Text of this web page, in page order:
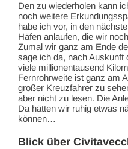
Den zu wiederholen kann
noch weitere
habe ich vor, in den
Häfen anlaufen, die wir
Zumal wir ganz am Ende
sage ich da, nach Auskunft
viele millionentausend
Fernrohrweite ist ganz am
großer Kreuzfahrer zu
aber nicht zu lesen. Die
Da hätten wir ruhig etwas
können…
Blick über